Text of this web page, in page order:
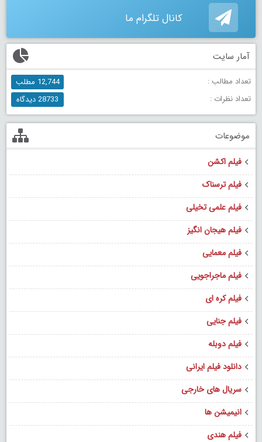
کانال تلگرام ما
آمار سایت
تعداد مطالب :
12,744 مطلب
تعداد نظرات :
28733 دیدگاه
موضوعات
فیلم اکشن
فیلم ترسناک
فیلم علمی تخیلی
فیلم هیجان انگیز
فیلم معمایی
فیلم ماجراجویی
فیلم کره ای
فیلم جنایی
فیلم دوبله
دانلود فیلم ایرانی
سریال های خارجی
انیمیشن ها
فیلم هندی